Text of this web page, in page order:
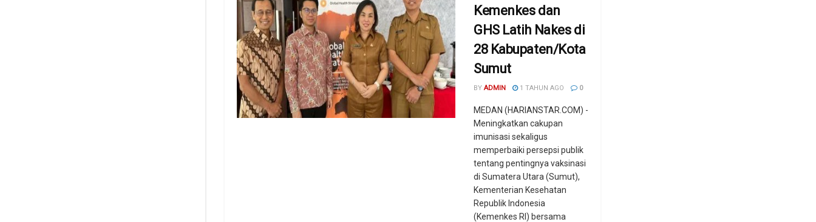
Kemenkes dan
GHS Latih Nakes di
28 Kabupaten/Kota
Sumut
BY ADMIN 1 TAHUN AGO 0
MEDAN (HARIANSTAR.COM) -
Meningkatkan cakupan
imunisasi sekaligus
memperbaiki persepsi publik
tentang pentingnya vaksinasi
di Sumatera Utara (Sumut),
Kementerian Kesehatan
Republik Indonesia
(Kemenkes RI) bersama